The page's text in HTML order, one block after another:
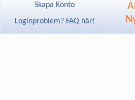
Skapa Konto
Loginproblem? FAQ här!